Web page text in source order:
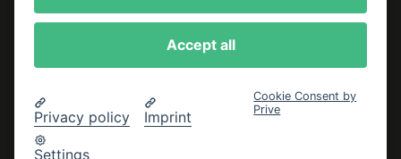
Impressum
Datenschutzerklärung
Accept all
Privacy policy Imprint
Settings
Cookie Consent by
Prive